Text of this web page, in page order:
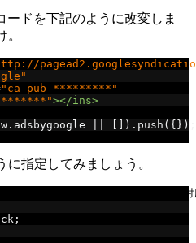
ードを下記のように改変しま
"ca-pub-*********"
></ins>
. adsbygoogle []). push ({});
に指定してみましょう。
の広告を表示。メディアクエリに
;